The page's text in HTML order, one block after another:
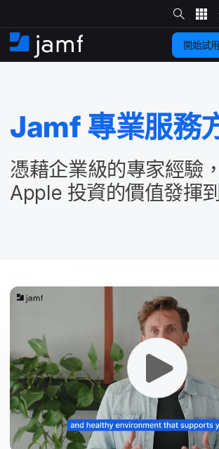
​
至
​
內
容
網
站
​搜
尋
住
家
開始試用
Jamf 專業​服務​
憑藉企業​級​的​專家​經驗
Apple 投資​的​價值​發揮​